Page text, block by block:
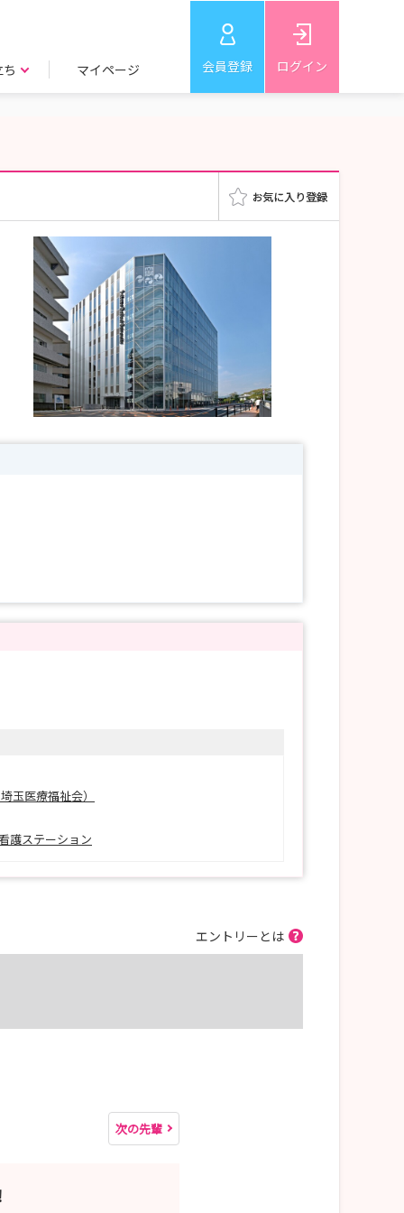
マイページ 会員登録 ログイン
玉医療福祉会）
護ステーション
エントリーとは
次の先輩